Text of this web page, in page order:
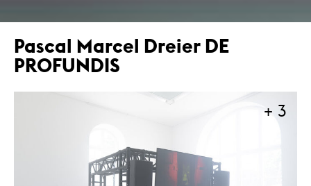
Pascal Marcel Dreier DE
PROFUNDIS
+ 3